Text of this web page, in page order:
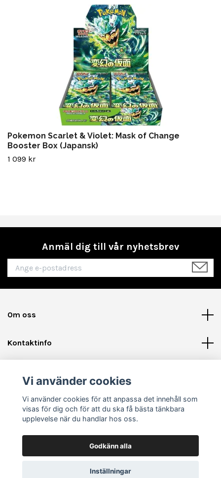
Pokemon Scarlet & Violet: Mask of Change
Booster Box (Japansk)
1 099 kr
Anmäl dig till vår nyhetsbrev
Om oss
Kontaktinfo
Sociala medier
© 2026 Shinycards.se - Pokémon, Samlarkort & Tillbehör
Vi använder cookies
Vi använder cookies för att anpassa det innehåll som
visas för dig och för att du ska få bästa tänkbara
upplevelse när du handlar hos oss.
Godkänn alla
Inställningar